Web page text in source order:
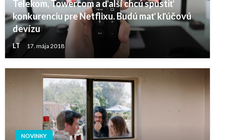
Telekom, Towercom a ďalší chcú spustiť
konkurenciu pre Netflixu. Budú mať kľúčovú
devízu
LT 17. mája 2018
NOVINKY